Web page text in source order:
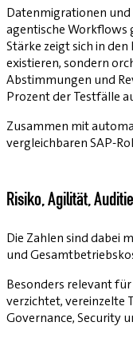
Datenmigrationen
agentische Workflows
Stärke zeigt sich in
existieren, sondern
Abstimmungen und
Prozent der Testfälle
Zusammen mit
vergleichbaren SAP-
Risiko, Agilität,
Die Zahlen sind dabei
und
Besonders relevant
verzichtet, vereinzelte
Governance, Security